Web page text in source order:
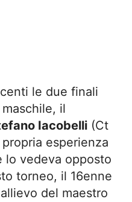
le due finali
il
Iacobelli (Ct
esperienza
lo vedeva opposto
torneo, il 16enne
del maestro